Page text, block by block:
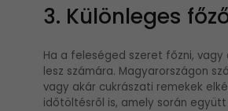
3. Különleges
Ha a feleséged szeret főzni,
lesz számára. Magyarországon
vagy akár cukrászati remekek
időtöltésről is, amely során